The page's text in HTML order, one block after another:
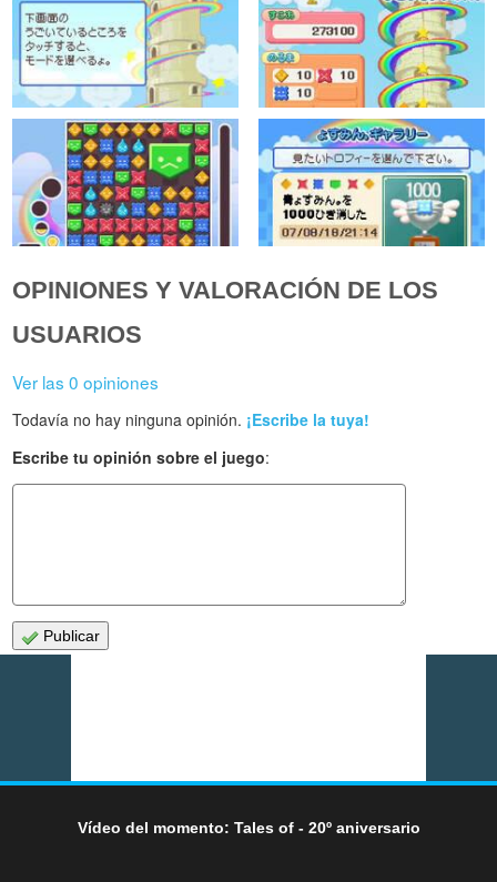
OPINIONES Y VALORACIÓN DE LOS
USUARIOS
Ver las 0 opiniones
Todavía no hay ninguna opinión. ¡Escribe la tuya!
Escribe tu opinión sobre el juego:
Publicar
Vídeo del momento: Tales of - 20º aniversario